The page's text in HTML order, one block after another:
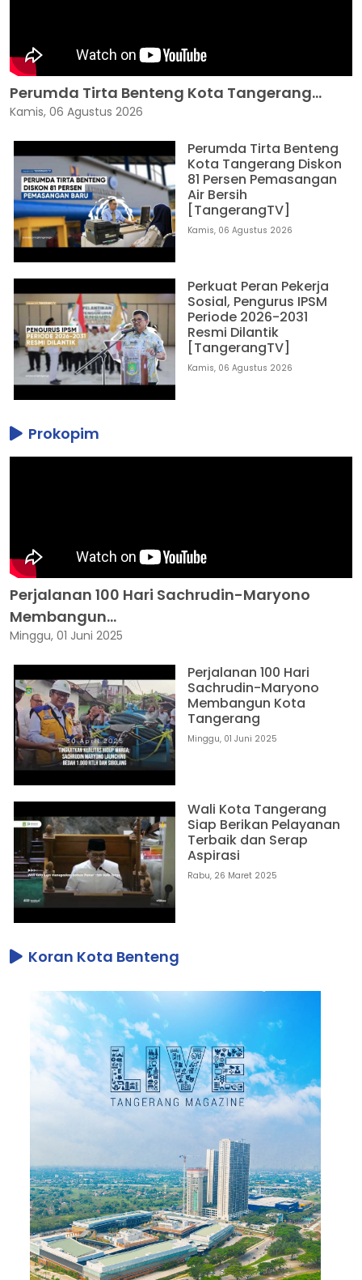
Perumda Tirta Benteng Kota Tangerang...
Kamis, 06 Agustus 2026
Perumda Tirta Benteng
Kota Tangerang Diskon
81 Persen Pemasangan
Air Bersih
[TangerangTV]
Kamis, 06 Agustus 2026
Perkuat Peran Pekerja
Sosial, Pengurus IPSM
Periode 2026-2031
Resmi Dilantik
[TangerangTV]
Kamis, 06 Agustus 2026
Prokopim
Perjalanan 100 Hari Sachrudin-Maryono
Membangun...
Minggu, 01 Juni 2025
Perjalanan 100 Hari
Sachrudin-Maryono
Membangun Kota
Tangerang
Minggu, 01 Juni 2025
Wali Kota Tangerang
Siap Berikan Pelayanan
Terbaik dan Serap
Aspirasi
Rabu, 26 Maret 2025
Koran Kota Benteng